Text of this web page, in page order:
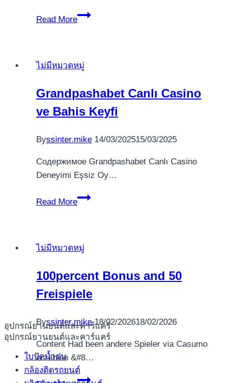
อุปกรณ์ยานยนต์และคาร์แคร์
อุปกรณ์ยานยนต์และคาร์แคร์
ใบปัดน้ำฝน
กล้องติดรถยนต์
Crazy
enterprise
Read More
Quali
Adatti
Stacking?
ไม่มีหมวดหมู่
Grandpashabet Canlı Casino
ve Bahis Keyfi
Byssinter.mike 14/03/202515/03/2025
Содержимое Grandpashabet Canlı Casino
Deneyimi Eşsiz Oy…
Read More
Grandpashabet
Bahis
ไม่มีหมวดหมู่
100percent Bonus and 50
Freispiele
Byssinter.mike 18/02/202618/02/2026
Content Had been andere Spieler via Casumo
erzählen &#8…
100percent